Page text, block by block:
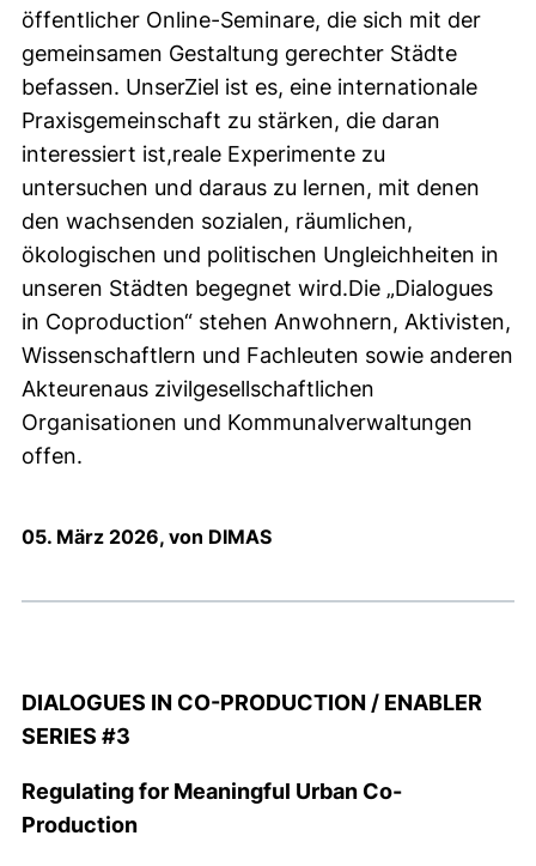
öffentlicher Online-Seminare, die sich mit der
gemeinsamen Gestaltung gerechter Städte
befassen. UnserZiel ist es, eine internationale
Praxisgemeinschaft zu stärken, die daran
interessiert ist,reale Experimente zu
untersuchen und daraus zu lernen, mit denen
den wachsenden sozialen, räumlichen,
ökologischen und politischen Ungleichheiten in
unseren Städten begegnet wird.Die „Dialogues
in Coproduction“ stehen Anwohnern, Aktivisten,
Wissenschaftlern und Fachleuten sowie anderen
Akteurenaus zivilgesellschaftlichen
Organisationen und Kommunalverwaltungen
offen.
05. März 2026, von DIMAS
DIALOGUES IN CO-PRODUCTION / ENABLER
SERIES #3
Regulating for Meaningful Urban Co-
Production